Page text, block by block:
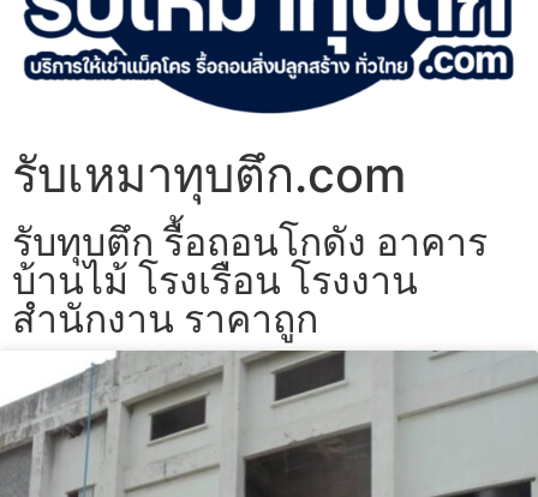
รับเหมาทุบตึก.com
รับทุบตึก รื้อถอนโกดัง อาคาร
บ้านไม้ โรงเรือน โรงงาน
สำนักงาน ราคาถูก